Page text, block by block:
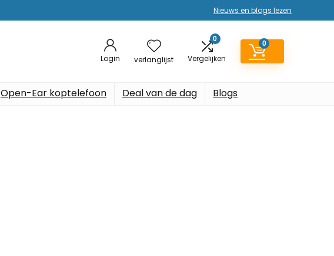
Nieuws en blogs lezen
Login verlanglijst
0
Vergelijken
0
Open-Ear koptelefoon Deal van de dag Blogs